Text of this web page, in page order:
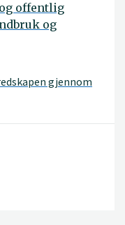
offentlig
og
gjennom